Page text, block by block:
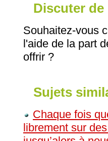
Discuter de
Souhaitez-vous
l'aide de la part
offrir ?
Sujets
Chaque fois
librement sur